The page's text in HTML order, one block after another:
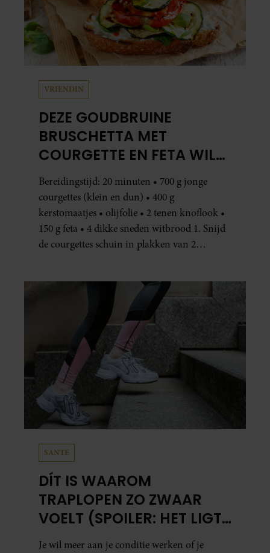
VRIENDIN
DEZE GOUDBRUINE
BRUSCHETTA MET
COURGETTE EN FETA WIL
JE METEEN MAKEN
Bereidingstijd: 20 minuten • 700 g jonge
courgettes (klein en dun) • 400 g
kerstomaatjes • olijfolie • 2 tenen knoflook •
150 g feta • 4 dikke sneden witbrood 1. Snijd
de courgettes schuin in plakken van 2
SANTE
DÍT IS WAAROM
TRAPLOPEN ZO ZWAAR
VOELT (SPOILER: HET LIGT
NIET AAN JE CONDITIE)
Je wil meer aan je conditie werken of je